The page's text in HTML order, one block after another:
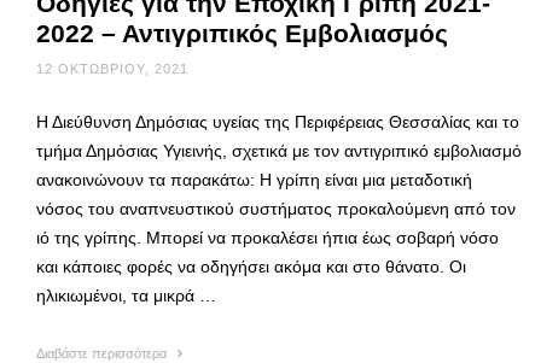
2022 – Αντιγριπικός Εμβολιασμός
12 ΟΚΤΩΒΡΊΟΥ, 2021
Η Διεύθυνση Δημόσιας υγείας της Περιφέρειας Θεσσαλίας και το
τμήμα Δημόσιας Υγιεινής, σχετικά με τον αντιγριπικό εμβολιασμό
ανακοινώνουν τα παρακάτω: Η γρίπη είναι μια μεταδοτική
νόσος του αναπνευστικού συστήματος προκαλούμενη από τον
ιό της γρίπης. Μπορεί να προκαλέσει ήπια έως σοβαρή νόσο
και κάποιες φορές να οδηγήσει ακόμα και στο θάνατο. Οι
ηλικιωμένοι, τα μικρά …
Διαβάστε περισσότερα